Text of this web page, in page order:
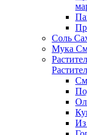
Соль
Мука
Из